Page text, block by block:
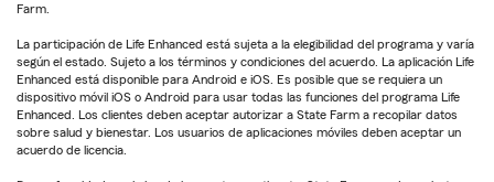
Farm.
La participación de Life Enhanced está sujeta a la elegibilidad del programa y varía
según el estado. Sujeto a los términos y condiciones del acuerdo. La aplicación Life
Enhanced está disponible para Android e iOS. Es posible que se requiera un
dispositivo móvil iOS o Android para usar todas las funciones del programa Life
Enhanced. Los clientes deben aceptar autorizar a State Farm a recopilar datos
sobre salud y bienestar. Los usuarios de aplicaciones móviles deben aceptar un
acuerdo de licencia.